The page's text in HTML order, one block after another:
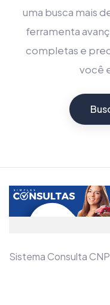
uma busca mais
ferramenta
completas e
você
Sistema Consulta